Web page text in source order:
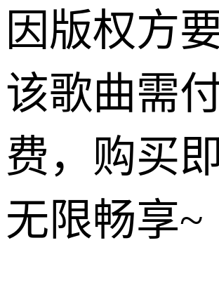
因版权方
该歌曲需
费，购买
无限畅享~